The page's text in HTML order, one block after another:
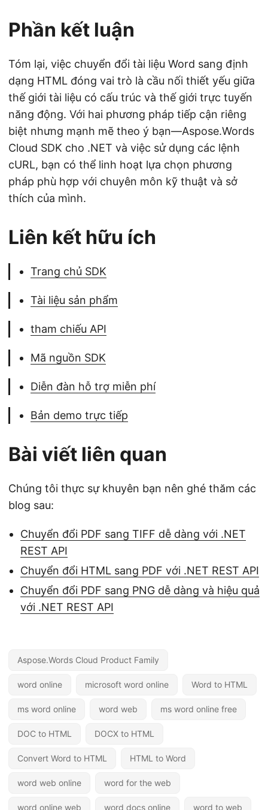
Phần kết luận
Tóm lại, việc chuyển đổi tài liệu Word sang định
dạng HTML đóng vai trò là cầu nối thiết yếu giữa
thế giới tài liệu có cấu trúc và thế giới trực tuyến
năng động. Với hai phương pháp tiếp cận riêng
biệt nhưng mạnh mẽ theo ý bạn—Aspose.Words
Cloud SDK cho .NET và việc sử dụng các lệnh
cURL, bạn có thể linh hoạt lựa chọn phương
pháp phù hợp với chuyên môn kỹ thuật và sở
thích của mình.
Liên kết hữu ích
Trang chủ SDK
Tài liệu sản phẩm
tham chiếu API
Mã nguồn SDK
Diễn đàn hỗ trợ miễn phí
Bản demo trực tiếp
Bài viết liên quan
Chúng tôi thực sự khuyên bạn nên ghé thăm các
blog sau:
Chuyển đổi PDF sang TIFF dễ dàng với .NET
REST API
Chuyển đổi HTML sang PDF với .NET REST API
Chuyển đổi PDF sang PNG dễ dàng và hiệu quả
với .NET REST API
Aspose.Words Cloud Product Family
word online microsoft word online Word to HTML
ms word online word web ms word online free
DOC to HTML DOCX to HTML
Convert Word to HTML HTML to Word
word web online word for the web
word online web word docs online word to web